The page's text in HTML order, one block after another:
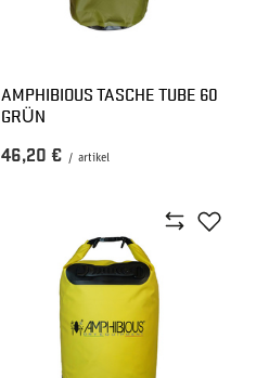
AMPHIBIOUS TASCHE TUBE 60
GRÜN
46,20 € / artikel